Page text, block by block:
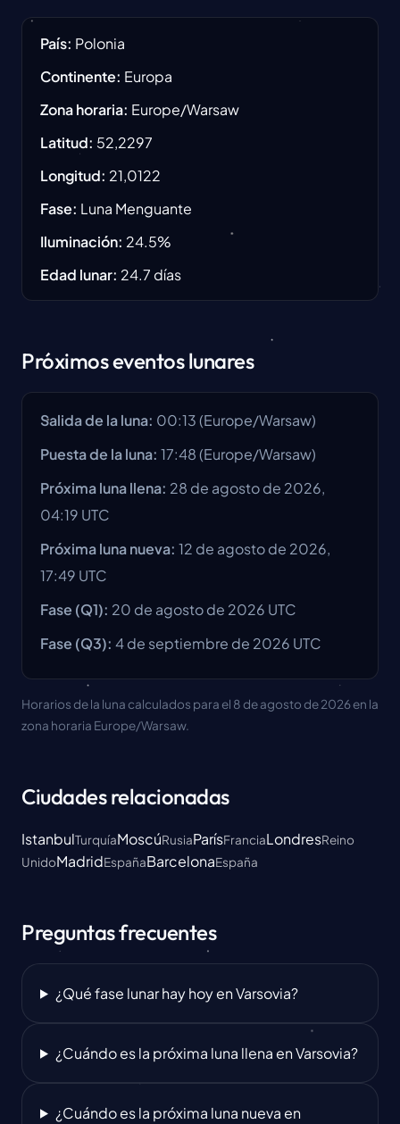
País: Polonia
Continente: Europa
Zona horaria: Europe/Warsaw
Latitud: 52,2297
Longitud: 21,0122
Fase: Luna Menguante
Iluminación: 24.5%
Edad lunar: 24.7 días
Próximos eventos lunares
Salida de la luna: 00:13(Europe/Warsaw)
Puesta de la luna: 17:48(Europe/Warsaw)
Próxima luna llena: 28 de agosto de 2026,
04:19 UTC
Próxima luna nueva: 12 de agosto de 2026,
17:49 UTC
Fase (Q1): 20 de agosto de 2026 UTC
Fase (Q3): 4 de septiembre de 2026 UTC
Horarios de la luna calculados para el 8 de agosto de 2026 en la
zona horaria Europe/Warsaw.
Ciudades relacionadas
IstanbulTurquíaMoscúRusiaParísFranciaLondresReino
UnidoMadridEspañaBarcelonaEspaña
Preguntas frecuentes
¿Qué fase lunar hay hoy en Varsovia?
¿Cuándo es la próxima luna llena en Varsovia?
¿Cuándo es la próxima luna nueva en